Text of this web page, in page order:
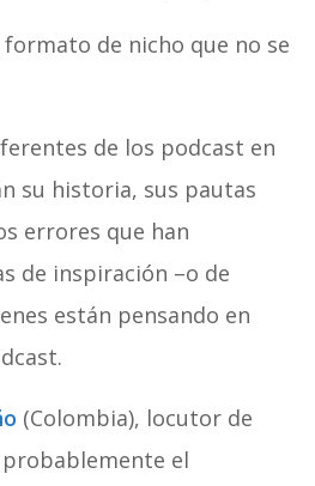
de nicho que no se
de los podcast en
su historia, sus pautas
errores que han
de inspiración –o de
están pensando en
(Colombia), locutor de
el